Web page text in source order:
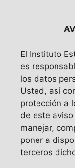
El Instituto
es
los datos
Usted, así
protección a
de este
manejar,
poner a
terceros